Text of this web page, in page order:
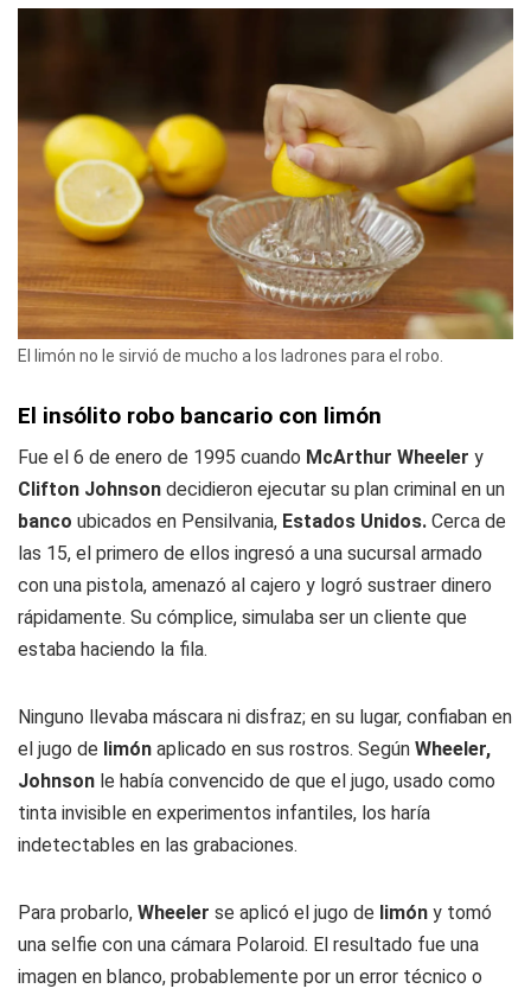
El limón no le sirvió de mucho a los ladrones para el robo.
El insólito robo bancario con limón
Fue el 6 de enero de 1995 cuando McArthur Wheeler y
Clifton Johnson decidieron ejecutar su plan criminal en un
banco ubicados en Pensilvania, Estados Unidos. Cerca de
las 15, el primero de ellos ingresó a una sucursal armado
con una pistola, amenazó al cajero y logró sustraer dinero
rápidamente. Su cómplice, simulaba ser un cliente que
estaba haciendo la fila.
Ninguno llevaba máscara ni disfraz; en su lugar, confiaban en
el jugo de limón aplicado en sus rostros. Según Wheeler,
Johnson le había convencido de que el jugo, usado como
tinta invisible en experimentos infantiles, los haría
indetectables en las grabaciones.
Para probarlo, Wheeler se aplicó el jugo de limón y tomó
una selfie con una cámara Polaroid. El resultado fue una
imagen en blanco, probablemente por un error técnico o